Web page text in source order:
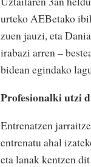
urteko AEBetako
zuen jauzi, eta
irabazi arren –
bidean egindako
Profesionalki utzi
Entrenatzen
entrenatu ahal
eta lanak kentzen